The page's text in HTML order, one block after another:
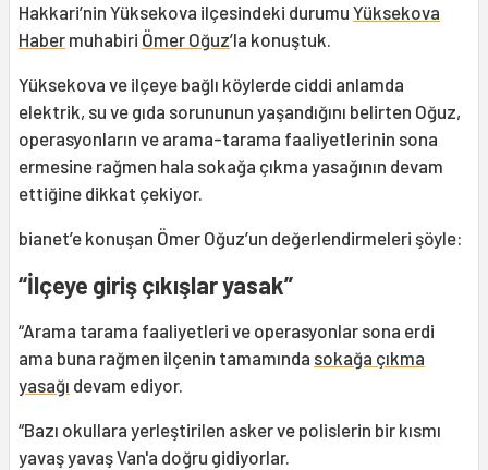
Hakkari’nin Yüksekova ilçesindeki durumu Yüksekova
Haber muhabiri Ömer Oğuz’la konuştuk.
Yüksekova ve ilçeye bağlı köylerde ciddi anlamda
elektrik, su ve gıda sorununun yaşandığını belirten Oğuz,
operasyonların ve arama-tarama faaliyetlerinin sona
ermesine rağmen hala sokağa çıkma yasağının devam
ettiğine dikkat çekiyor.
bianet’e konuşan Ömer Oğuz’un değerlendirmeleri şöyle:
“İlçeye giriş çıkışlar yasak”
“Arama tarama faaliyetleri ve operasyonlar sona erdi
ama buna rağmen ilçenin tamamında sokağa çıkma
yasağı devam ediyor.
“Bazı okullara yerleştirilen asker ve polislerin bir kısmı
yavaş yavaş Van'a doğru gidiyorlar.